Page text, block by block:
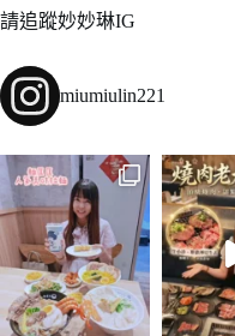
請追蹤妙妙琳IG
miumiulin221